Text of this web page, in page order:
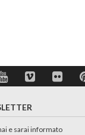
e sarai informato